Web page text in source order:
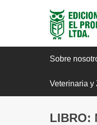
Sobre
Veterinaria y
LIBRO: